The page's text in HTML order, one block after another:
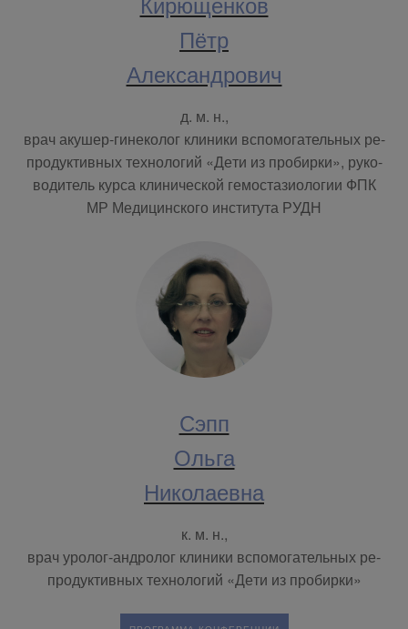
Пётр
Алек­сан­дро­вич
д. м. н.,
врач аку­шер-ги­не­ко­лог кли­ни­ки вспо­мо­га­тель­ных ре­
про­дук­тив­ных тех­но­ло­гий «Де­ти из про­бир­ки», ру­ко­
во­ди­тель кур­са кли­ни­че­ской ге­мо­ста­зио­ло­гии ФПК
МР Ме­ди­цин­ско­го ин­сти­ту­та РУДН
Сэпп
Ольга
Николаевна
к. м. н.,
врач уролог-андролог кли­ни­ки вспо­мо­га­тель­ных ре­
про­дук­тив­ных тех­но­ло­гий «Де­ти из про­бир­ки»